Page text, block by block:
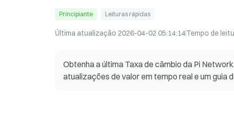
Principiante Leituras rápidas
Última atualização 2026-04-02 05:14:14Tempo de
Obtenha a última Taxa de câmbio da Pi
atualizações de valor em tempo real e um guia